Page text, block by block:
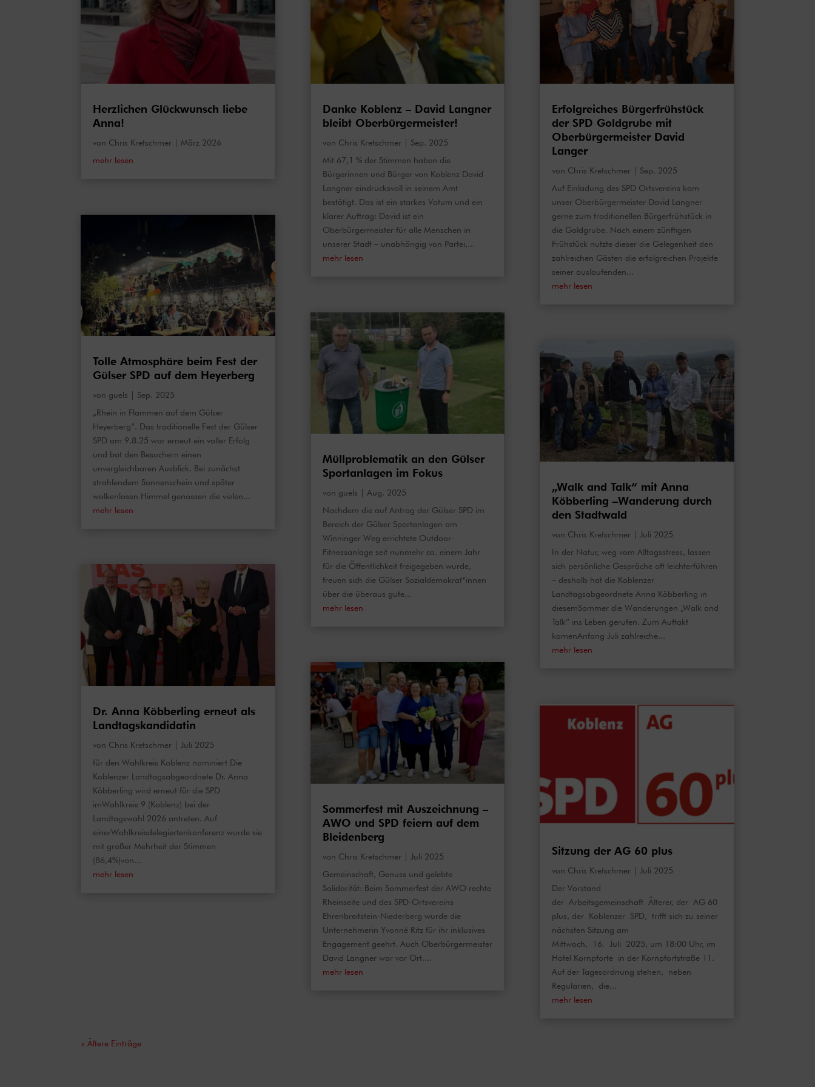
Herzlichen Glückwunsch liebe
Anna!
von Chris Kretschmer |März 2026
mehr lesen
Tolle Atmosphäre beim Fest der
Gülser SPD auf dem Heyerberg
von guels
Sep. 2025
„Rhein in Flammen auf dem Gülser
Heyerberg“. Das traditionelle Fest der Gülser
SPD am 9.8.25 war erneut ein voller Erfolg
und bot den Besuchern einen
unvergleichbaren Ausblick. Bei zunächst
strahlendem Sonnenschein und später
wolkenlosen Himmel genossen die vielen...
mehr lesen
Dr. Anna Köbberling erneut als
Landtagskandidatin
von Chris Kretschmer
Juli 2025
für den Wahlkreis Koblenz nominiert Die
Koblenzer Landtagsabgeordnete Dr. Anna
Köbberling wird erneut für die SPD
imWahlkreis 9 (Koblenz) bei der
Landtagswahl 2026 antreten. Auf
einerWahlkreisdelegiertenkonferenz wurde sie
mit großer Mehrheit der Stimmen
(86,4%)von...
mehr lesen
Danke Koblenz – David Langner
bleibt Oberbürgermeister!
von Chris Kretschmer| Sep. 2025
Mit 67,1 % der Stimmen haben die
Bürgerinnen und Bürger von Koblenz David
Langner eindrucksvoll in seinem Amt
bestätigt. Das ist ein starkes Votum und ein
klarer Auftrag: David ist ein
Oberbürgermeister für alle Menschen in
unserer Stadt – unabhängig von Partei,...
mehr lesen
Müllproblematik an den Gülser
Sportanlagen im Fokus
von guels
Aug. 2025
Nachdem die auf Antrag der Gülser SPD im
Bereich der Gülser Sportanlagen am
Winninger Weg errichtete Outdoor-
Fitnessanlage seit nunmehr ca. einem Jahr
für die Öffentlichkeit freigegeben wurde,
freuen sich die Gülser Sozialdemokrat*innen
über die überaus gute...
mehr lesen
Sommerfest mit Auszeichnung –
AWO und SPD feiern auf dem
Bleidenberg
von Chris Kretschmer|
Juli 2025
Gemeinschaft, Genuss und gelebte
Solidarität: Beim Sommerfest der AWO rechte
Rheinseite und des SPD-Ortsvereins
Ehrenbreitstein-Niederberg wurde die
Unternehmerin Yvonné Ritz für ihr inklusives
Engagement geehrt. Auch Oberbürgermeister
David Langner war vor Ort....
mehr lesen
Erfolgreiches Bürgerfrühstück
der SPD Goldgrube mit
Oberbürgermeister David
Langer
von Chris Kretschmer| Sep. 2025
Auf Einladung des SPD Ortsvereins kam
unser Oberbürgermeister David Langner
gerne zum traditionellen Bürgerfrühstück in
die Goldgrube. Nach einem zünftigen
Frühstück nutzte dieser die Gelegenheit den
zahlreichen Gästen die erfolgreichen Projekte
seiner auslaufenden...
mehr lesen
„Walk and Talk“ mit Anna
Köbberling –Wanderung durch
den Stadtwald
von Chris Kretschmer|
Juli 2025
In der Natur, weg vom Alltagsstress, lassen
sich persönliche Gespräche oft leichterführen
– deshalb hat die Koblenzer
Landtagsabgeordnete Anna Köbberling in
diesemSommer die Wanderungen „Walk and
Talk“ ins Leben gerufen. Zum Auftakt
kamenAnfang Juli zahlreiche...
mehr lesen
Sitzung der AG 60 plus
von Chris Kretschmer|
Juli 2025
Der Vorstand
der Arbeitsgemeinschaft Älterer, der AG 60
plus, der Koblenzer SPD, trifft sich zu seiner
nächsten Sitzung am
Mittwoch, 16. Juli 2025, um 18:00 Uhr, im
Hotel Kornpforte in der Kornpfortstraße 11.
Auf der Tagesordnung stehen, neben
Regularien, die...
mehr lesen
« Ältere Einträge